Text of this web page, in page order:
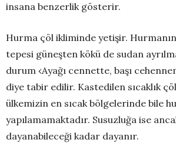
insana benzerlik gösterir.
Hurma çöl ikliminde yetişir.
tepesi güneşten kökü de sudan
durum ‹Ayağı cennette, başı
diye tabir edilir. Kastedilen sıcaklık çöl
ülkemizin en sıcak bölgelerinde bile
yapılamamaktadır. Susuzluğa ise
dayanabileceği kadar dayanır.